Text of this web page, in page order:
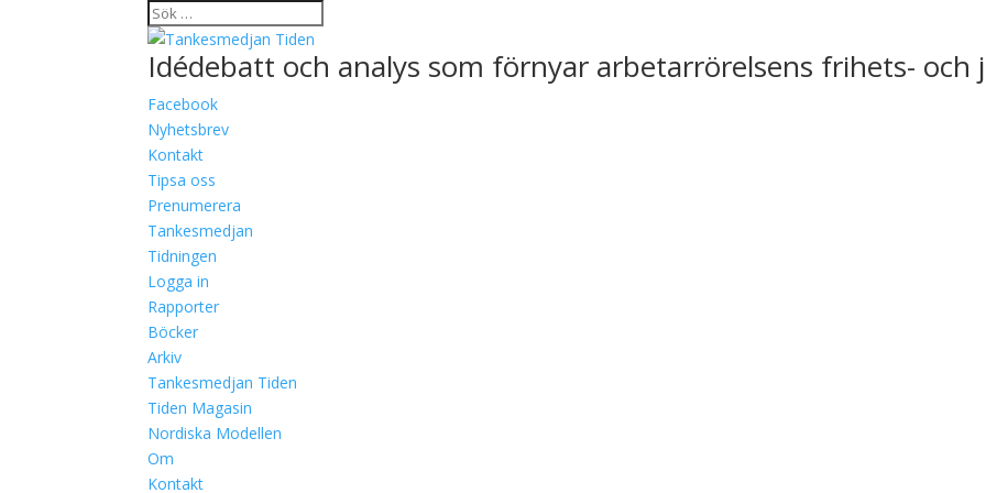
Idédebatt och analys som förnyar arbetarrörelsens frihets- och
Facebook
Nyhetsbrev
Kontakt
Tipsa oss
Prenumerera
Tankesmedjan
Tidningen
Logga in
Rapporter
Böcker
Arkiv
Tankesmedjan Tiden
Tiden Magasin
Nordiska Modellen
Om
Kontakt